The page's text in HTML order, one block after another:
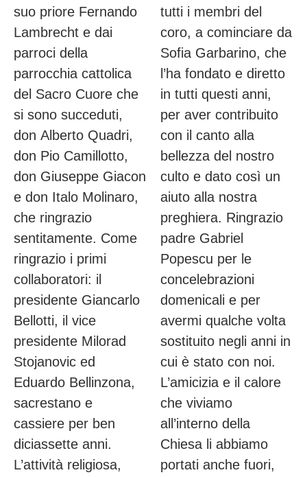
suo priore Fernando
Lambrecht e dai
parroci della
parrocchia cattolica
del Sacro Cuore che
si sono succeduti,
don Alberto Quadri,
don Pio Camillotto,
don Giuseppe Giacon
e don Italo Molinaro,
che ringrazio
sentitamente. Come
ringrazio i primi
collaboratori: il
presidente Giancarlo
Bellotti, il vice
presidente Milorad
Stojanovic ed
Eduardo Bellinzona,
sacrestano e
cassiere per ben
diciassette anni.
L’attività religiosa,
tutti i membri del
coro, a cominciare da
Sofia Garbarino, che
l’ha fondato e diretto
in tutti questi anni,
per aver contribuito
con il canto alla
bellezza del nostro
culto e dato così un
aiuto alla nostra
preghiera. Ringrazio
padre Gabriel
Popescu per le
concelebrazioni
domenicali e per
avermi qualche volta
sostituito negli anni in
cui è stato con noi.
L’amicizia e il calore
che viviamo
all’interno della
Chiesa li abbiamo
portati anche fuori,